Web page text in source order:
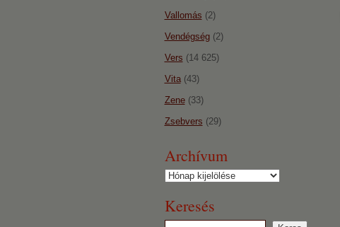
Vallomás (2)
Vendégség(2)
Vers (14 625)
Vita(43)
Zene(33)
Zsebvers (29)
Archívum
Archívum
Keresés